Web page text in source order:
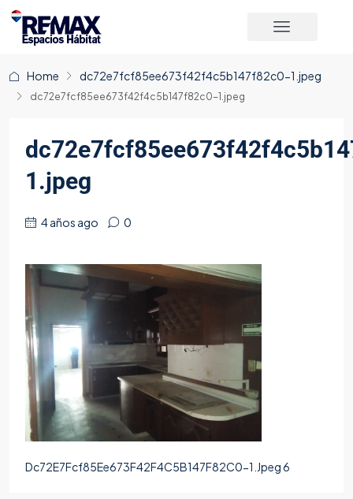
Home dc72e7fcf85ee673f42f4c5b147f82c0-1.jpeg
dc72e7fcf85ee673f42f4c5b147f82c0-1.jpeg
1.jpeg
4 años ago 0
Dc72E7Fcf85Ee673F42F4C5B147F82C0-1.Jpeg 6